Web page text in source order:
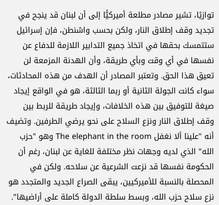
توازيًا، تشير مصادر مطلعة أميركيًّا إلى أن لبنان قد ينجح في
تجديد وقف إطلاق النار، ولكن بحسب واشنطن، فإن إسرائيل
ستتمسك بحقها في اتخاذ جميع التدابير اللازمة للدفاع عن
نفسها في أي وقت وبأي طريقة، وأن الهدنة المزمعة لن
تعيق هذا الحق. وتعتبر المصادر أن الهدف من هذه المحادثات،
سواء كانت الجولة الثانية أو ربما الثالثة، هو في الواقع إيجاد
صيغة للتوفيق بين هذه الخلافات، وإيجاد طريقة للربط بين
وقف إطلاق النار ونزع السلاح على نحو يرضي الطرفين. وتضيف
أنه "علينا ألا نغفل The elephant in the room وهو "حزب
الله" الذي لديه وجهات نظر مختلفة للغاية عن لبنان، رغم أن
الحكومة نفسها قد نزعت الشرعية عن سلاحه. ولكن في
المحصلة بالنسبة للأميركيين، يبقى الصراع الجديد والمتجدد هو
نزع سلاح حزب الله، وبسط سلطة الدولة كاملة على أراضيها".